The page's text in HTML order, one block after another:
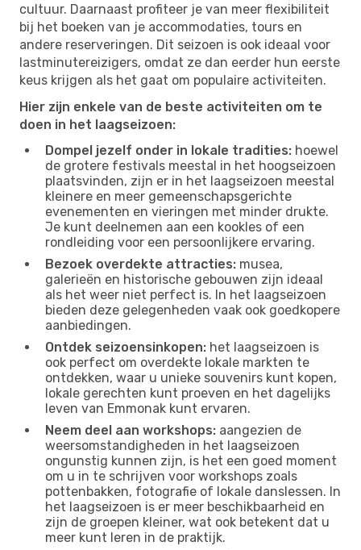
cultuur. Daarnaast profiteer je van meer flexibiliteit
bij het boeken van je accommodaties, tours en
andere reserveringen. Dit seizoen is ook ideaal voor
lastminutereizigers, omdat ze dan eerder hun eerste
keus krijgen als het gaat om populaire activiteiten.
Hier zijn enkele van de beste activiteiten om te
doen in het laagseizoen:
Dompel jezelf onder in lokale tradities: hoewel
de grotere festivals meestal in het hoogseizoen
plaatsvinden, zijn er in het laagseizoen meestal
kleinere en meer gemeenschapsgerichte
evenementen en vieringen met minder drukte.
Je kunt deelnemen aan een kookles of een
rondleiding voor een persoonlijkere ervaring.
Bezoek overdekte attracties: musea,
galerieën en historische gebouwen zijn ideaal
als het weer niet perfect is. In het laagseizoen
bieden deze gelegenheden vaak ook goedkopere
aanbiedingen.
Ontdek seizoensinkopen: het laagseizoen is
ook perfect om overdekte lokale markten te
ontdekken, waar u unieke souvenirs kunt kopen,
lokale gerechten kunt proeven en het dagelijks
leven van Emmonak kunt ervaren.
Neem deel aan workshops: aangezien de
weersomstandigheden in het laagseizoen
ongunstig kunnen zijn, is het een goed moment
om u in te schrijven voor workshops zoals
pottenbakken, fotografie of lokale danslessen. In
het laagseizoen is er meer beschikbaarheid en
zijn de groepen kleiner, wat ook betekent dat u
meer kunt leren in de praktijk.